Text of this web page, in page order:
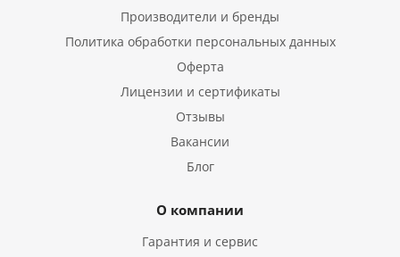
Производители и бренды
Политика обработки персональных данных
Оферта
Лицензии и сертификаты
Отзывы
Вакансии
Блог
О компании
Гарантия и сервис